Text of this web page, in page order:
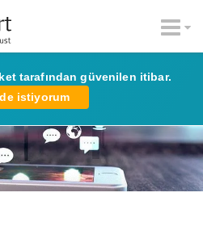
tarafından güvenilen itibar.
istiyorum